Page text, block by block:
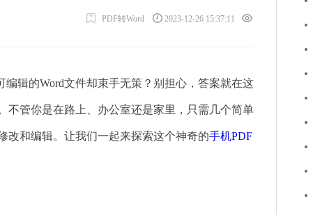
PDF转Word 2023-12-26 15:37:11
辑的Word文件却束手无策？别担心，答案就在这
不管你是在路上、办公室还是家里，只需几个简单
改和编辑。让我们一起来探索这个神奇的手机PDF